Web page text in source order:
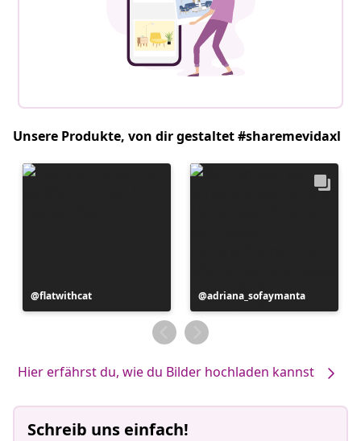
Unsere Produkte, von dir gestaltet #sharemevidaxl
Beitrag
veröffentlicht
flatwithcat
Beitrag
veröffentlicht
von
adriana_sofaymanta
Hier erfährst du, wie du Bilder hochladen kannst
Schreib uns einfach!